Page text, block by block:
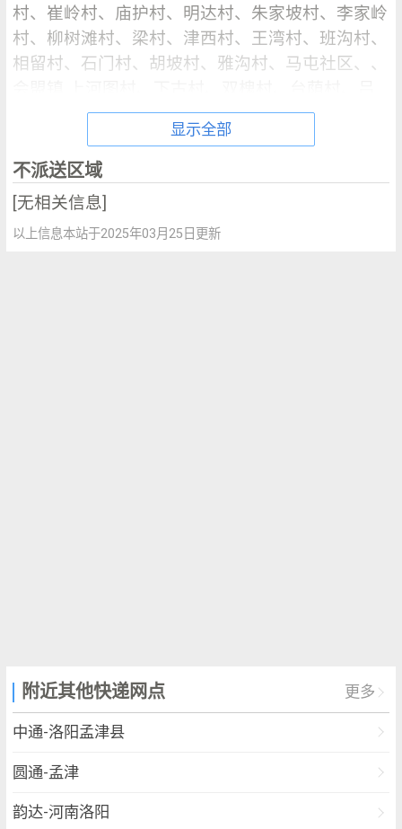
村、崔岭村、庙护村、明达村、朱家坡村、李家岭
村、柳树滩村、梁村、津西村、王湾村、班沟村、
相留村、石门村、胡坡村、雅沟村、马屯社区、、
家村、孟河村、小寨村、小集村、屋鸾村、扣西
村、扣马村、新花园村、李家庄村、油坊村、老城
村、铁炉村、陆村社区、雷河村、马庄村
自助服务区域：横水镇（上院村、上院村、会廛沟
村、会廛沟村、元庄村、元庄村、光华村、光华
村、古县村、古县村、寒亮村、寒亮村、寒水村、
区、营花社区、西杨社区、里仁社区）、常袋镇
（东地村、东地村、东小梵村、东小梵村、半坡
村、半坡村、土门沟村、土门沟村、姚凹村、姚凹
村、小崔沟村、小崔沟村、常代社区、常代社区、
村、武家湾村、潘庄村、潘庄村、石碑凹村、石碑
显示全部
不派送区域
[无相关信息]
以上信息本站于2025年03月25日更新
附近其他快递网点 更多
中通-洛阳孟津县
圆通-孟津
韵达-河南洛阳